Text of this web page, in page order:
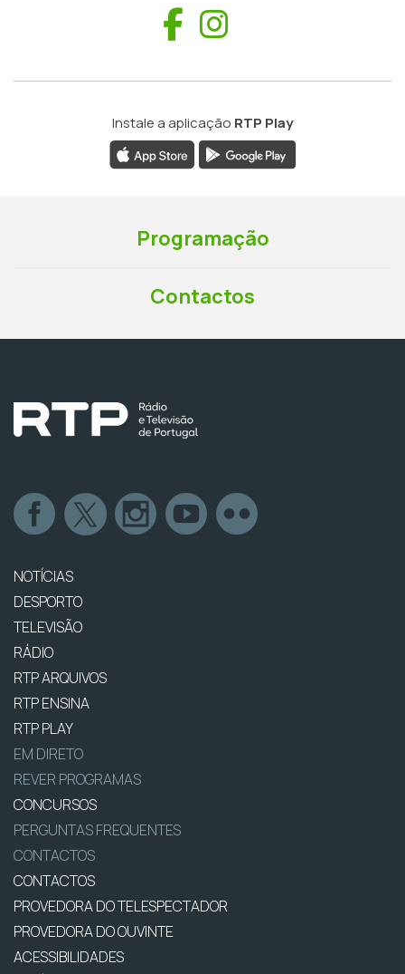
Facebook
Instale a aplicação RTP Play
Programação
Contactos
NOTÍCIAS
DESPORTO
TELEVISÃO
RÁDIO
RTP ARQUIVOS
RTP ENSINA
RTP PLAY
EM DIRETO
REVER PROGRAMAS
CONCURSOS
PERGUNTAS FREQUENTES
CONTACTOS
CONTACTOS
PROVEDORA DO TELESPECTADOR
PROVEDORA DO OUVINTE
ACESSIBILIDADES